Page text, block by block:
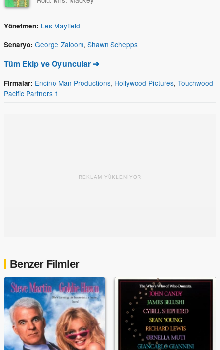
Yönetmen: Les Mayfield
Senaryo: George Zaloom, Shawn Schepps
Tüm Ekip ve Oyuncular ➔
Firmalar: Encino Man Productions, Hollywood Pictures, Touchwood
Pacific Partners 1
REKLAM YÜKLENİYOR
Benzer Filmler